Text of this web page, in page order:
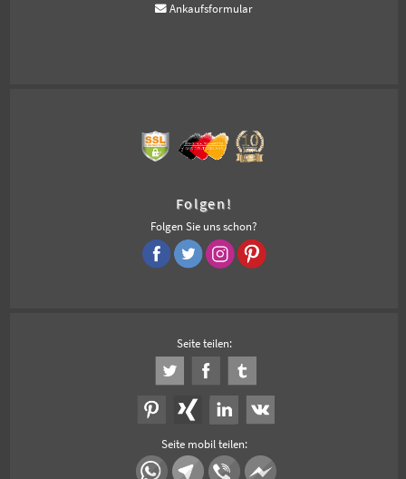
Ankaufsformular
Folgen!
Folgen Sie uns schon?
Seite teilen:
Seite mobil teilen: